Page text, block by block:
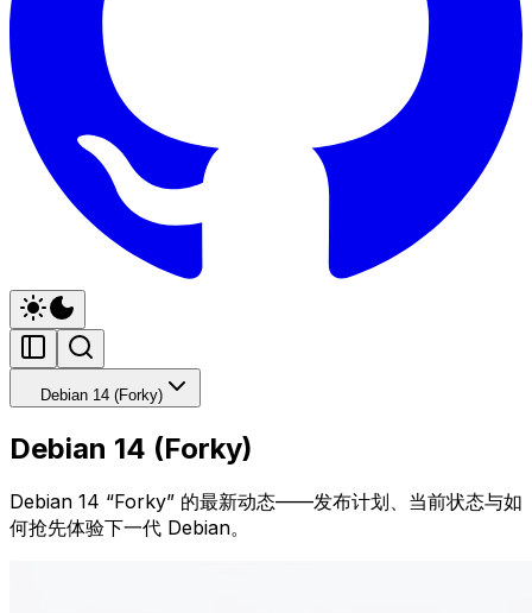
Debian 14 (Forky)
Debian 14 (Forky)
Debian 14 “Forky” 的最新动态——发布计划、当前状态与如
何抢先体验下一代 Debian。